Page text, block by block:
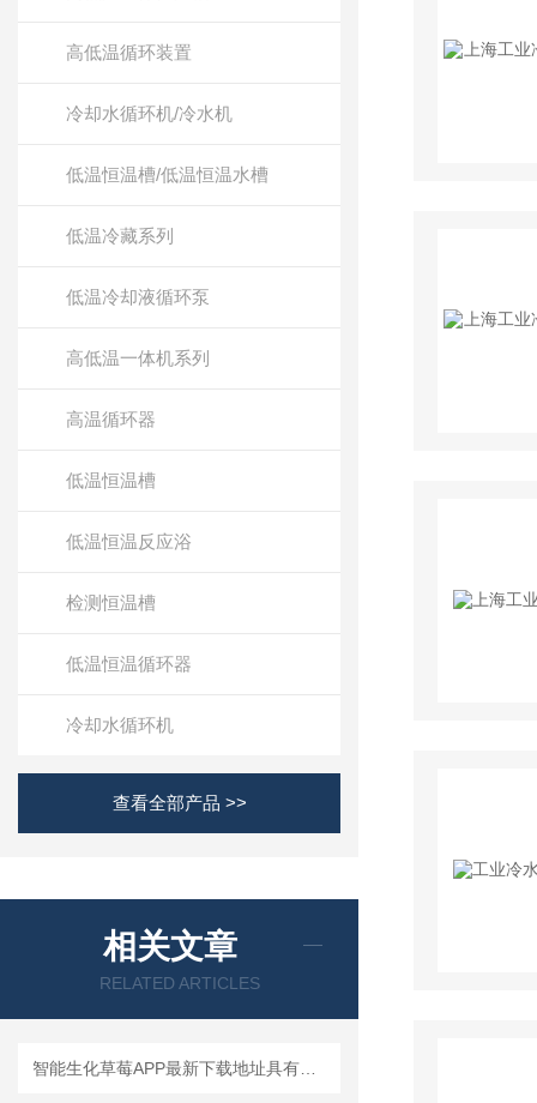
高低温循环装置
冷却水循环机/冷水机
低温恒温槽/低温恒温水槽
低温冷藏系列
低温冷却液循环泵
高低温一体机系列
高温循环器
低温恒温槽
低温恒温反应浴
检测恒温槽
低温恒温循环器
冷却水循环机
查看全部产品 >>
相关文章
RELATED ARTICLES